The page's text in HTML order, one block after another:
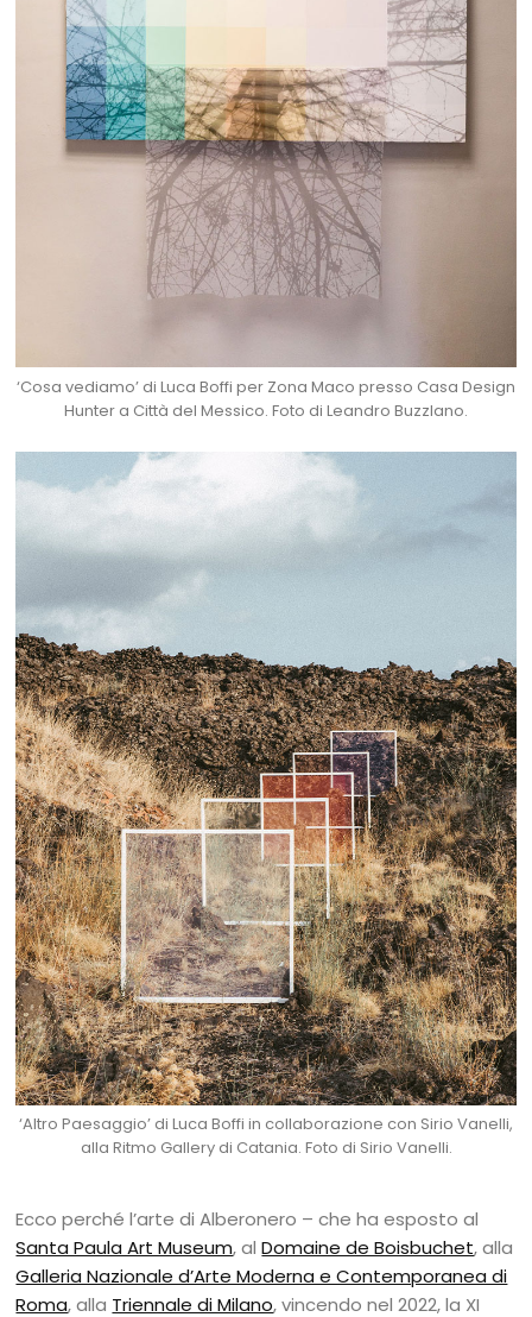
‘Cosa vediamo’ di Luca Boffi per Zona Maco presso Casa Design
Hunter a Città del Messico. Foto di Leandro Buzzlano.
‘Altro Paesaggio’ di Luca Boffi in collaborazione con Sirio Vanelli,
alla Ritmo Gallery di Catania. Foto di Sirio Vanelli.
Ecco perché l’arte di Alberonero – che ha esposto al
Santa Paula Art Museum, alDomaine de Boisbuchet, alla
Galleria Nazionale d’Arte Moderna e Contemporanea di
Roma, alla Triennale di Milano, vincendo nel 2022, la XI